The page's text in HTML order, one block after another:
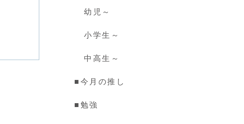
幼児～
小学生～
中高生～
■今月の推し
■勉強